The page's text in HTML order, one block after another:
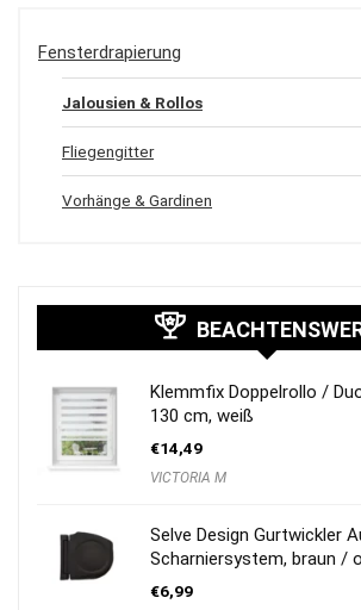
Fensterdrapierung
Jalousien & Rollos
Fliegengitter
Vorhänge & Gardinen
Klemmfix Doppelrollo /
130 cm, weiß
€14,49
VICTORIA M
Selve Design Gurtwickler
Scharniersystem, braun /
€6,99